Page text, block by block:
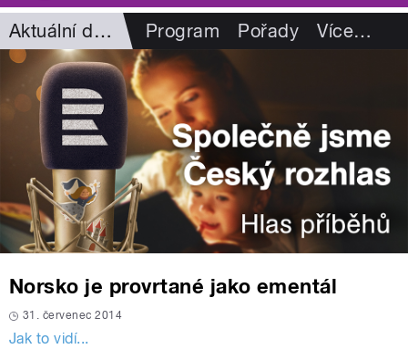
Aktuální dění Program Pořady Více…
Norsko je provrtané jako ementál
31. červenec 2014
Jak to vidí...